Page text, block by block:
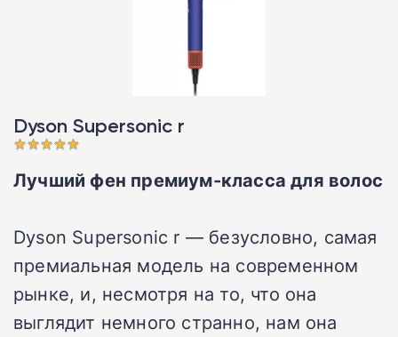
Dyson Supersonic r󠁩󠁩󠁩󠁩󠁩󠁩
Лучший фен премиум-класса для волос
Dyson Supersonic r — безусловно, самая
премиальная модель на современном
рынке, и, несмотря на то, что она
выглядит немного странно, нам она